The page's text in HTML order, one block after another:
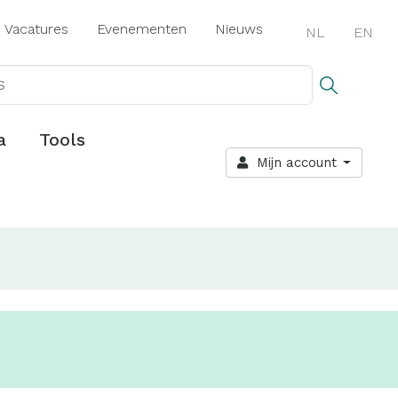
Vacatures Evenementen Nieuws NL EN
Tools
Mijn account